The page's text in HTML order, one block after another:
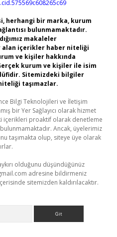
herhangi bir marka, kurum
bulunmamaktadır.
makaleler
alan içerikler haber niteliği
ve kişiler hakkında
kurum ve kişiler ile isim
Sitemizdeki bilgiler
taşımazlar.
Bilgi Teknolojileri ve İletişim
bir Yer Sağlayıcı olarak hizmet
içerikleri proaktif olarak denetleme
Ancak, üyelerimiz
taşımakta olup, siteye üye olarak
olduğunu düşündüğünüz
adresine bildirmeniz
sitemizden kaldırılacaktır.